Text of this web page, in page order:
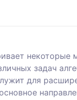
задач
для